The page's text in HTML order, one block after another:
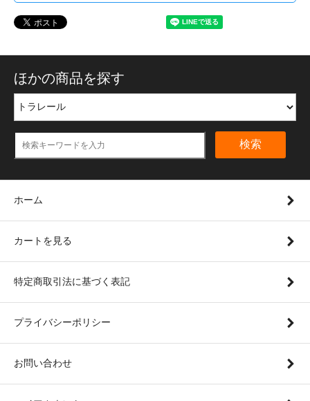
ほかの商品を探す
検索
ホーム
カートを見る
特定商取引法に基づく表記
プライバシーポリシー
お問い合わせ